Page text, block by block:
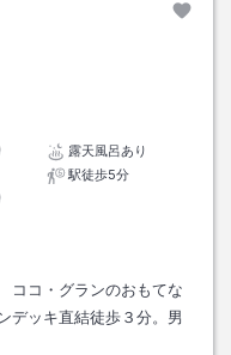
露天風呂あり
駅徒歩5分
コ・グランのおもてな
デッキ直結徒歩３分。男